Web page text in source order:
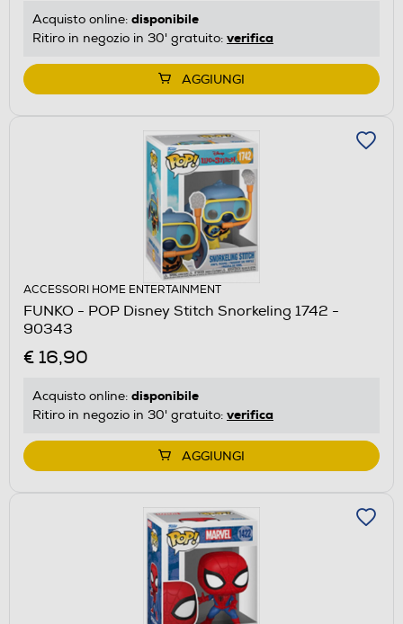
Acquisto online: disponibile
Ritiro in negozio in 30' gratuito: verifica
AGGIUNGI
ACCESSORI HOME ENTERTAINMENT
FUNKO - POP Disney Stitch Snorkeling 1742 -
90343
€ 16,90
Acquisto online: disponibile
Ritiro in negozio in 30' gratuito: verifica
AGGIUNGI